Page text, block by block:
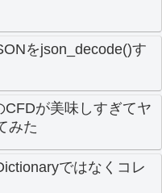
をjson_decode()す
CFDが美味しすぎてヤ
みた
ではなくコレ